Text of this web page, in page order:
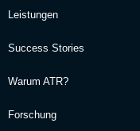
Leistungen
Success Stories
Warum ATR?
Forschung